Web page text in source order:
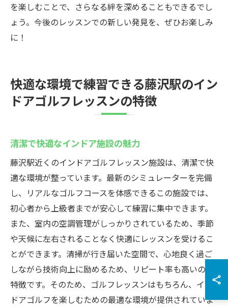
を楽しむことで、さらなる絆を深めることもできるでし
ょう。今後のレッスンでの新しい発見を、ぜひお楽しみ
に！
快適な環境で練習できる藤沢駅のイン
ドアゴルフレッスンの特徴
清潔で快適なインドア施設の魅力
藤沢駅近くのインドアゴルフレッスン施設は、清潔で快
適な環境が整っています。最新のシミュレーターを完備
し、リアルなゴルフコースを体感できるこの施設では、
初心者から上級者までが安心して練習に集中できます。
また、室内の空調管理がしっかりされているため、季節
や天候に左右されることなく快適にレッスンを受けるこ
とができます。清掃が行き届いた空間で、心地良く過ご
しながら技術向上に励めるため、リピート率も高いのが
特徴です。そのため、ゴルフレッスンはもちろん、イン
ドアゴルフを楽しむための最適な環境が提供されていま